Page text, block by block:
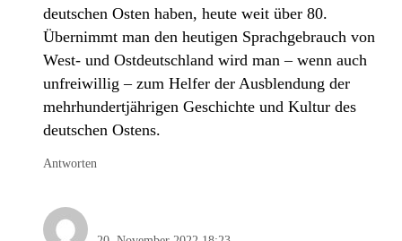
deutschen Osten haben, heute weit über 80.
Übernimmt man den heutigen Sprachgebrauch von
West- und Ostdeutschland wird man – wenn auch
unfreiwillig – zum Helfer der Ausblendung der
mehrhundertjährigen Geschichte und Kultur des
deutschen Ostens.
Antworten